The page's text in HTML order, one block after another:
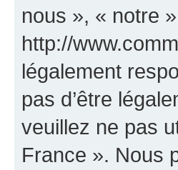
nous », « notre
http://
légalement
pas d’être
veuillez ne pas
France ». Nous